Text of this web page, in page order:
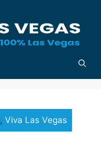
, Viva Las Vegas